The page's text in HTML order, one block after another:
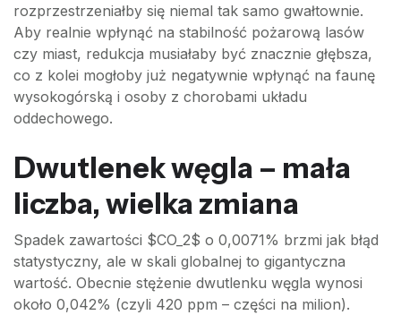
rozprzestrzeniałby się niemal tak samo gwałtownie.
Aby realnie wpłynąć na stabilność pożarową lasów
czy miast, redukcja musiałaby być znacznie głębsza,
co z kolei mogłoby już negatywnie wpłynąć na faunę
wysokogórską i osoby z chorobami układu
oddechowego.
Dwutlenek węgla – mała
liczba, wielka zmiana
Spadek zawartości $CO_2$ o 0,0071% brzmi jak błąd
statystyczny, ale w skali globalnej to gigantyczna
wartość. Obecnie stężenie dwutlenku węgla wynosi
około 0,042% (czyli 420 ppm – części na milion).